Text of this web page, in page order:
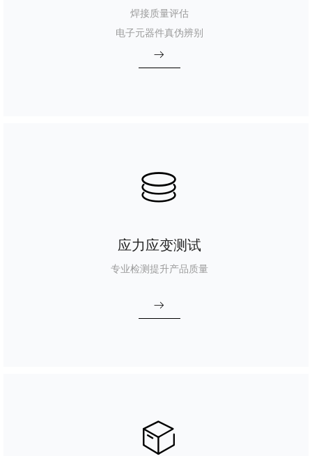
焊接质量评估
电子元器件真伪辨别
ꁹ
应力应变测试
专业检测提升产品质量
ꁹ
ꀹ
ꁦ